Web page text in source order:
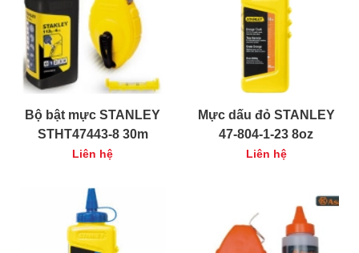
Bộ bật mực STANLEY
STHT47443-8 30m
Liên hệ
Mực dấu đỏ STANLEY
47-804-1-23 8oz
Liên hệ